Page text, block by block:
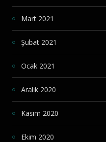
Mart 2021
Şubat 2021
Ocak 2021
Aralık 2020
Kasım 2020
Ekim 2020